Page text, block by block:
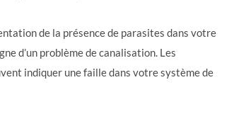
de la présence de parasites dans votre
d’un problème de canalisation. Les
indiquer une faille dans votre système de